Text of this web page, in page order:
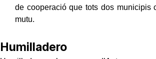
de cooperació que tots dos municipis
mutu.
Humilladero